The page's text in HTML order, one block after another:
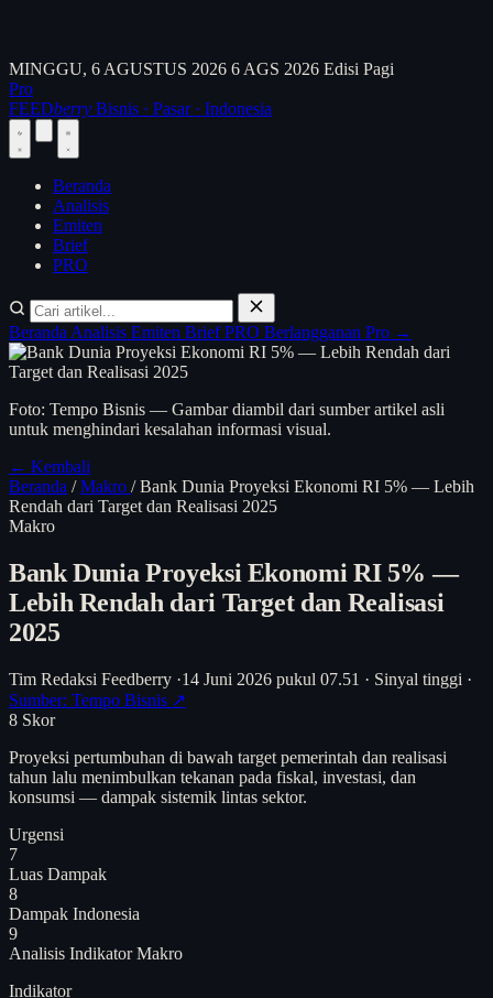
MINGGU, 6 AGUSTUS 2026 6 AGS 2026 Edisi Pagi
Pro
FEEDberry Bisnis · Pasar · Indonesia
Beranda
Analisis
Emiten
Brief
PRO
Beranda Analisis Emiten BriefPRO Berlangganan Pro →
Foto: Tempo Bisnis — Gambar diambil dari sumber artikel asli
untuk menghindari kesalahan informasi visual.
← Kembali
Beranda / Makro / Bank Dunia Proyeksi Ekonomi RI 5% — Lebih
Rendah dari Target dan Realisasi 2025
Makro
Bank Dunia Proyeksi Ekonomi RI 5% —
Lebih Rendah dari Target dan Realisasi
2025
Tim Redaksi Feedberry ·14 Juni 2026 pukul 07.51 · Sinyal tinggi ·
Sumber: Tempo Bisnis ↗
8 Skor
Proyeksi pertumbuhan di bawah target pemerintah dan realisasi
tahun lalu menimbulkan tekanan pada fiskal, investasi, dan
konsumsi — dampak sistemik lintas sektor.
Urgensi
7
Luas Dampak
8
Dampak Indonesia
9
Analisis Indikator Makro
Indikator